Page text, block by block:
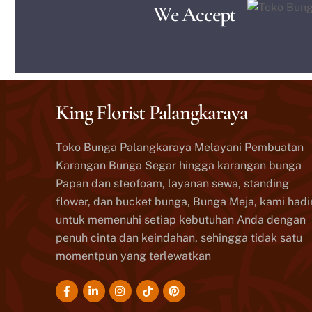
We Accept
King Florist Palangkaraya
Toko Bunga Palangkaraya Melayani Pembuatan
Karangan Bunga Segar hingga karangan bunga
Papan dan steofoam, layanan sewa, standing
flower, dan bucket bunga, Bunga Meja, kami
untuk memenuhi setiap kebutuhan Anda dengan
penuh cinta dan keindahan, sehingga tidak satu
momentpun yang terlewatkan
Icon Icon Icon Icon